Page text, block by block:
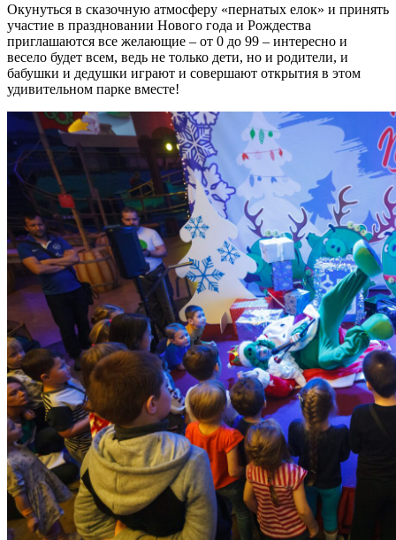
Окунуться в сказочную атмосферу «пернатых елок» и принять
участие в праздновании Нового года и Рождества
приглашаются все желающие – от 0 до 99 – интересно и
весело будет всем, ведь не только дети, но и родители, и
бабушки и дедушки играют и совершают открытия в этом
удивительном парке вместе!